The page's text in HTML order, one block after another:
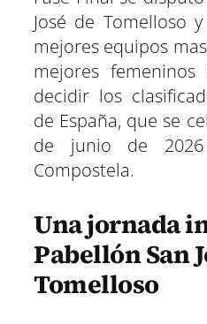
José de Tomelloso
mejores equipos
mejores
decidir los
de España, que se
de junio de
Compostela.
Una jornada
Pabellón San
Tomelloso